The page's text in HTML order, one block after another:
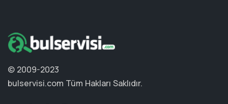
© 2009-2023
bulservisi.com Tüm Hakları Saklıdır.